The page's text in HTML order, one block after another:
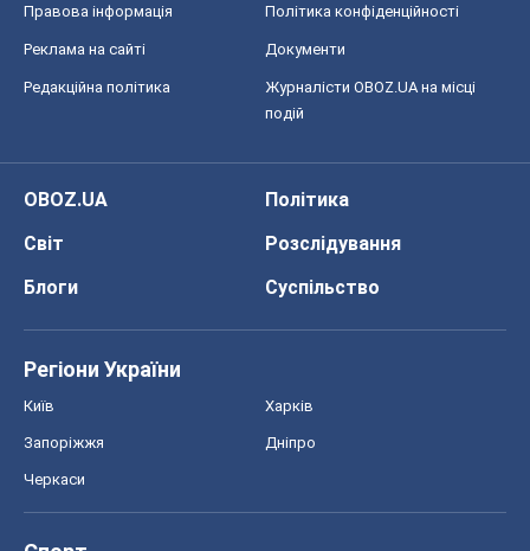
Правова інформація Політика конфіденційності
Реклама на сайті Документи
Редакційна політика
Журналісти OBOZ.UA на місці
подій
OBOZ.UA
Політика
Світ
Розслідування
Блоги
Суспільство
Регіони України
Київ Харків
Запоріжжя Дніпро
Черкаси